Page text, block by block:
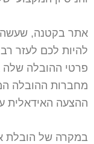
אתר בקטנה, שעשה
להיות לכם לעזר
מחברות ההובלה
ההצעה האידאלית
במקרה של הובלת